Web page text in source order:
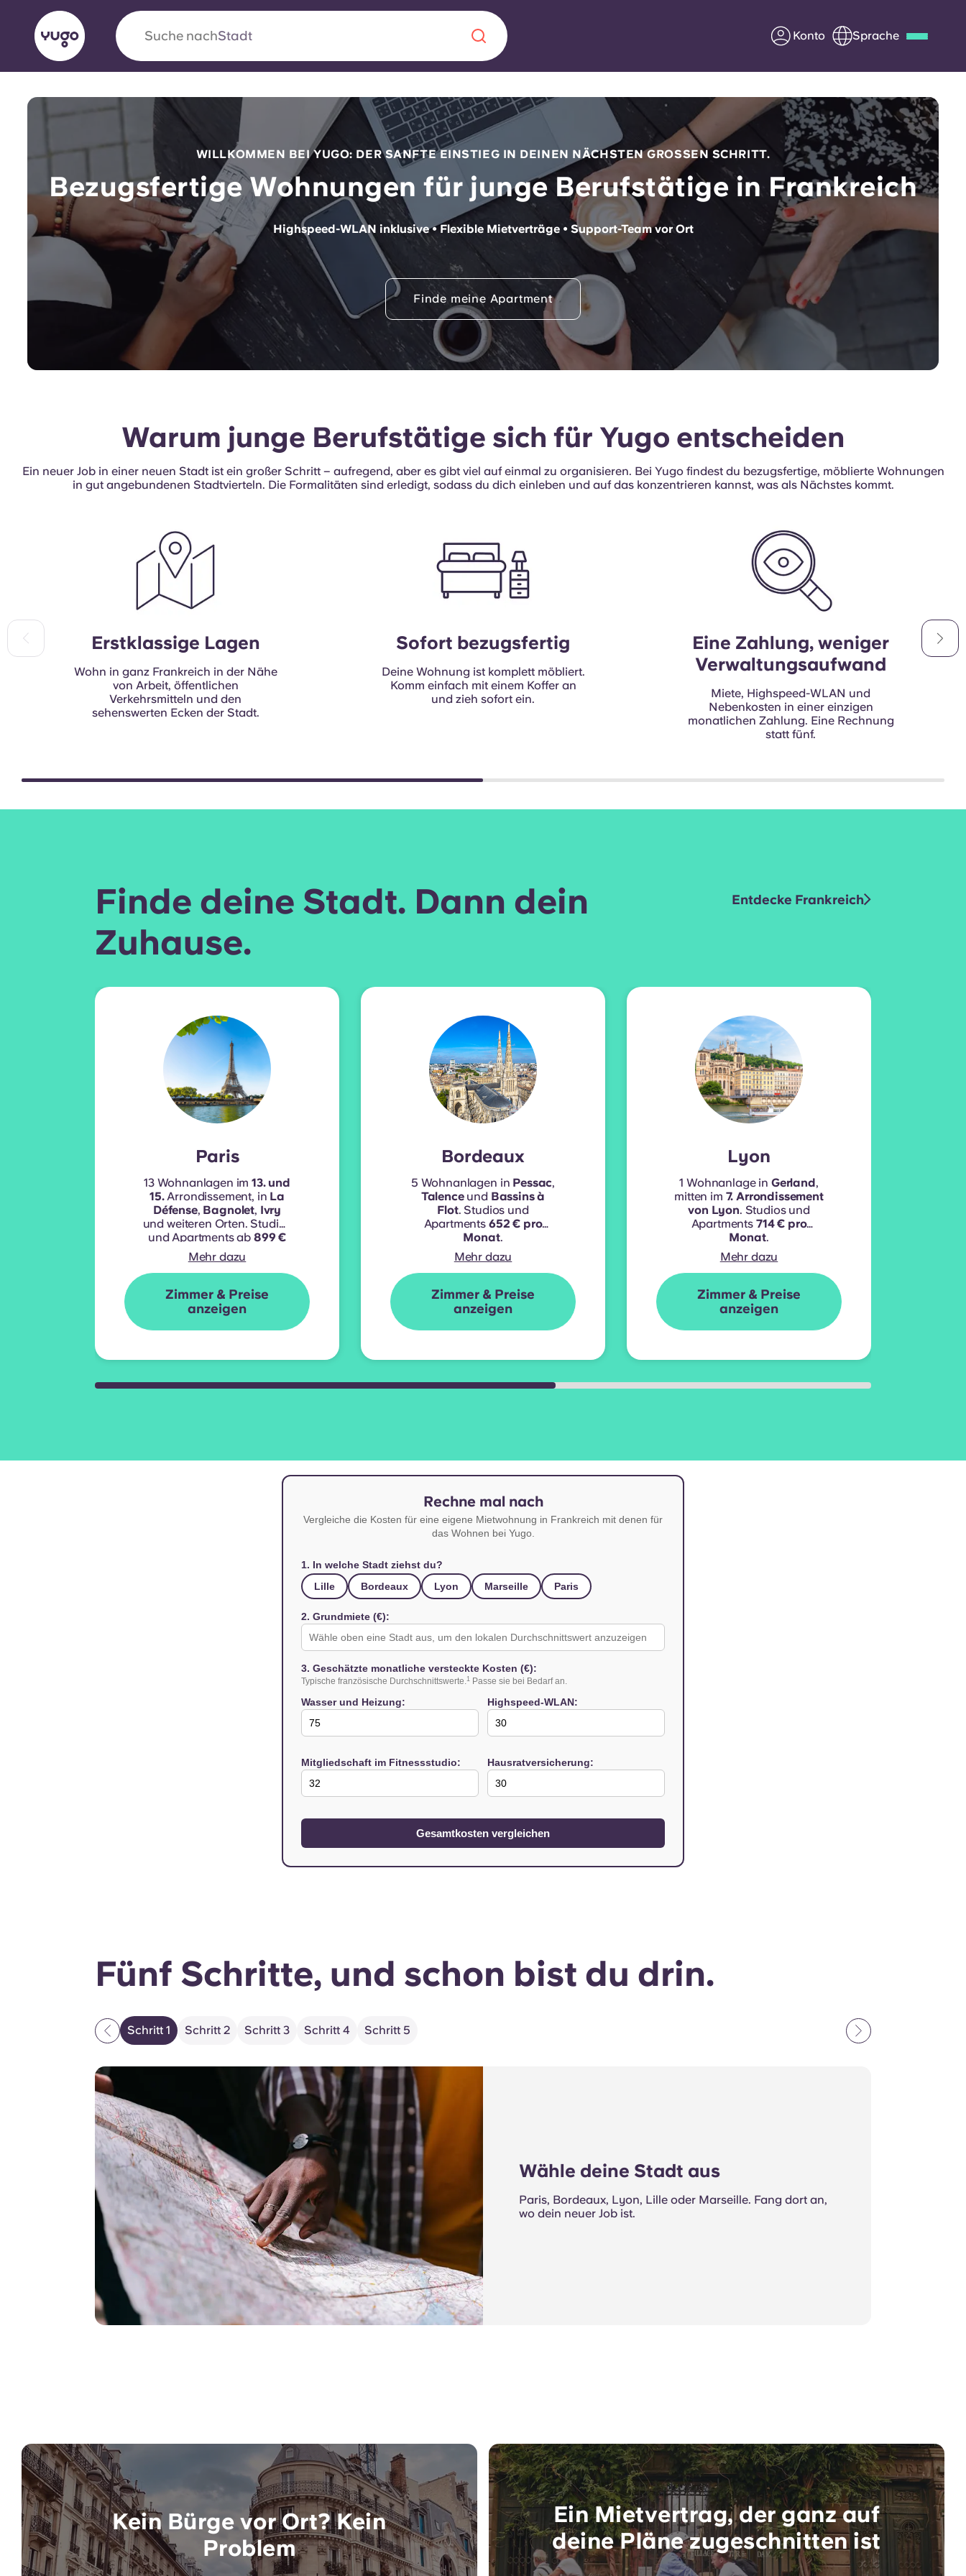
Suche nachLand Konto Sprache
Mehr Apply Now
Yugo VCARB: Eine neue Ära in Sachen
Studentenwohnheime
Die wegweisende Partnerschaft Yugomit VCARB sorgt für
Innovation, Ehrgeiz und unvergessliche Momente für die
Studenten.
Über uns
Werde Partner von Yugo
Häufig gestellte Fragen
Infos für Eltern
Blog
Kontakt aufnehmen
English (GB) English (US) Chinese Español Deutsch Italian French
Portuguese
WILLKOMMEN BEI YUGO: DER SANFTE EINSTIEG IN DEINEN NÄCHSTEN GROSSEN SCHRITT.
Bezugsfertige Wohnungen für junge Berufstätige in Frankreich
Bezugsfertige
Unterkünfte
für
junge
Berufstätige
Expats
in
Frankreich
Highspeed-WLAN inklusive • Flexible Mietverträge • Support-Team vor Ort
Finde meine Apartment
Warum junge Berufstätige sich für Yugo entscheiden
Ein neuer Job in einer neuen Stadt ist ein großer Schritt – aufregend, aber es gibt viel auf einmal zu organisieren. Bei Yugo findest du bezugsfertige, möblierte Wohnungen
in gut angebundenen Stadtvierteln. Die Formalitäten sind erledigt, sodass du dich einleben und auf das konzentrieren kannst, was als Nächstes kommt.
Erstklassige Lagen
Wohn in ganz Frankreich in der Nähe
von Arbeit, öffentlichen
Verkehrsmitteln und den
sehenswerten Ecken der Stadt.
Sofort bezugsfertig
Deine Wohnung ist komplett möbliert.
Komm einfach mit einem Koffer an
und zieh sofort ein.
Eine Zahlung, weniger
Verwaltungsaufwand
Miete, Highspeed-WLAN und
Nebenkosten in einer einzigen
monatlichen Zahlung. Eine Rechnung
statt fünf.
Finde deine Stadt. Dann dein
Zuhause.
Entdecke Frankreich
Paris
13 Wohnanlagen im13. und
15.Arrondissement, in La
Défense, Bagnolet, Ivry
und weiteren Orten. Studios
und Apartments ab 899 €
pro Monat
Mehr dazu
Zimmer & Preise
anzeigen
Bordeaux
5 Wohnanlagen in Pessac,
Talenceund Bassins à
Flot. Studios und
Apartments 652 € pro
Monat.
Mehr dazu
Zimmer & Preise
anzeigen
Lyon
1 Wohnanlage in Gerland,
mitten im 7. Arrondissement
von Lyon. Studios und
Apartments 714 € pro
Monat.
Mehr dazu
Zimmer & Preise
anzeigen
Rechne mal nach
Vergleiche die Kosten für eine eigene Mietwohnung in Frankreich mit denen für
das Wohnen bei Yugo.
1. In welche Stadt ziehst du?
Lille
Bordeaux Lyon Marseille Paris
2. Grundmiete (€):
3. Geschätzte monatliche versteckte Kosten (€):
Typische französische Durchschnittswerte.1 Passe sie bei Bedarf an.
Wasser und Heizung: Highspeed-WLAN:
Mitgliedschaft im Fitnessstudio: Hausratversicherung:
Gesamtkosten vergleichen
Fünf Schritte, und schon bist du drin.
Schritt 1 Schritt 2 Schritt 3 Schritt 4 Schritt 5
Wähle deine Stadt aus
Paris, Bordeaux, Lyon, Lille oder Marseille. Fang dort an,
wo dein neuer Job ist.
Kein Bürge vor Ort? Kein
Problem
Ein Mietvertrag, der ganz auf
deine Pläne zugeschnitten ist